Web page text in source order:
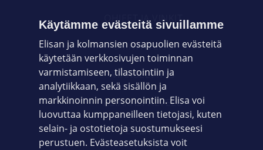
OHJEET JA VINKIT
OMAYHTEISÖ
VIANSELVITYS
ASIAKASPALVELU
ELISA.FI
Käytämme evästeitä sivuillamme
Elisan ja kolmansien osapuolien evästeitä
käytetään verkkosivujen toiminnan
varmistamiseen, tilastointiin ja
analytiikkaan, sekä sisällön ja
markkinoinnin personointiin. Elisa voi
luovuttaa kumppaneilleen tietojasi, kuten
selain- ja ostotietoja suostumukseesi
perustuen. Evästeasetuksista voit